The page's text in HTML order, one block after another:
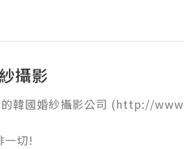
攝影
的韓國婚紗攝影公司 (http://
一切!